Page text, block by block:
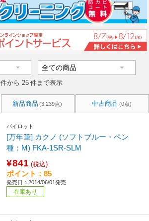
件から 25 件まで表示
新品商品 (3,239点) 中古商品 (0点)
パイロット
[万年筆] カクノ (ソフトブルー・ペン
種：M) FKA-1SR-SLM
¥841 (税込)
ポイント：85
発売日：2014/06/01発売
在庫あり